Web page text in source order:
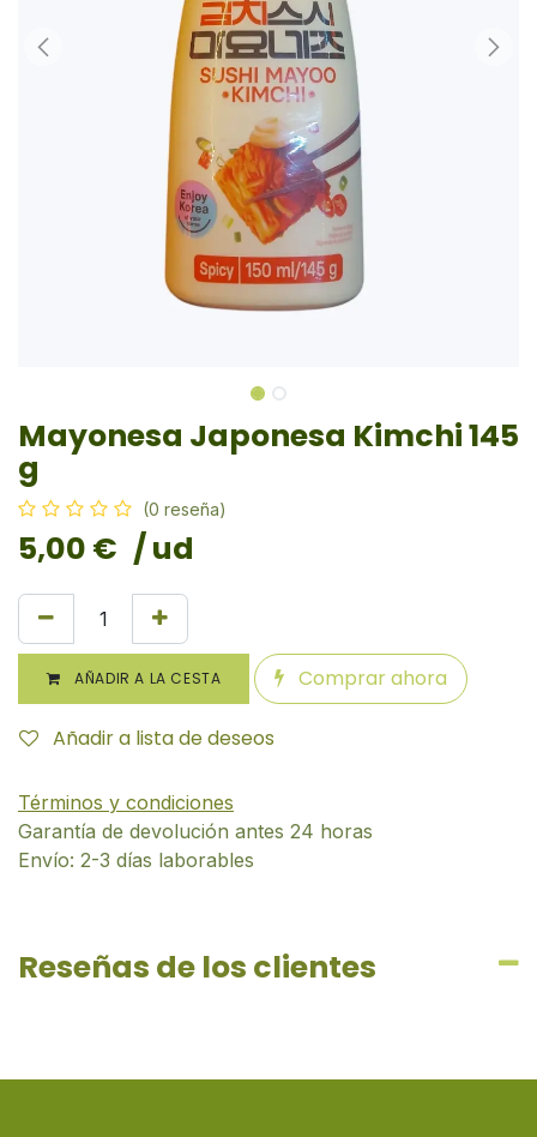
Mayonesa Japonesa Kimchi 145
g
(0 reseña)
5,00 € / ud
AÑADIR A LA CESTA Comprar ahora
Añadir a lista de deseos
Términos y condiciones
Garantía de devolución antes 24 horas
Envío: 2-3 días laborables
Reseñas de los clientes